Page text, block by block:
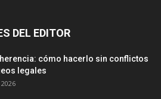
DEL EDITOR
cómo hacerlo sin conflictos
legales